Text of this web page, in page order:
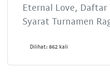
Eternal Love, Daftar
Syarat Turnamen
Dilihat: 862 kali